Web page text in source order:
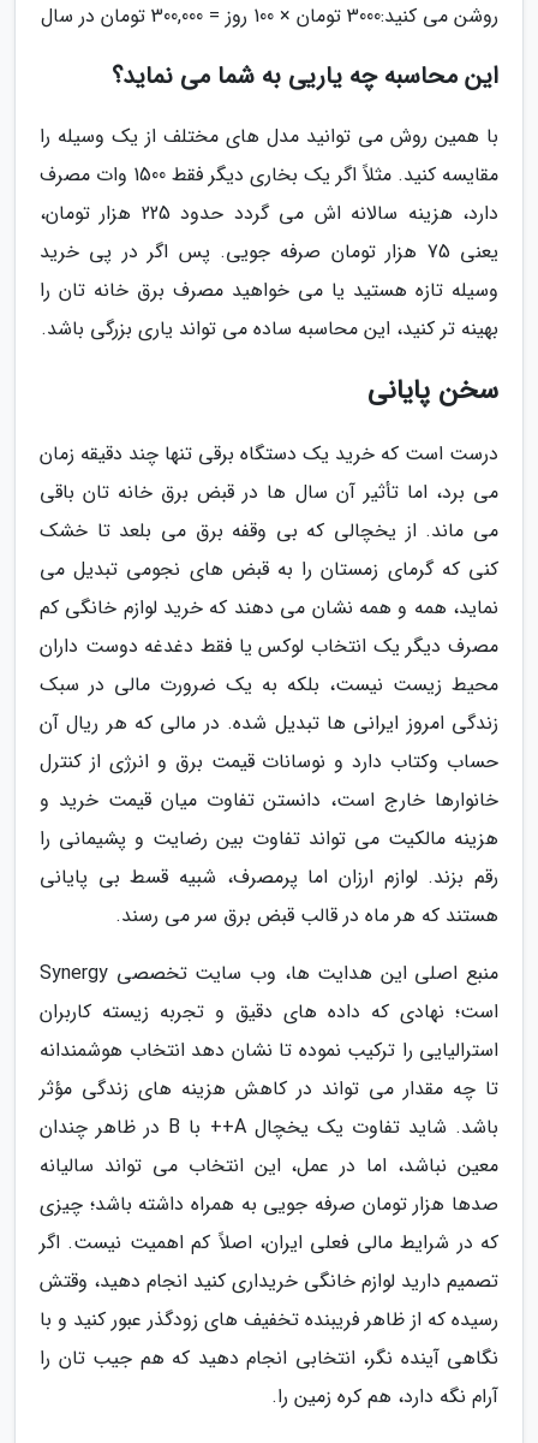
روشن می کنید:3000 تومان × 100 روز = 300,000 تومان در سال
این محاسبه چه یاریی به شما می نماید؟
با همین روش می توانید مدل های مختلف از یک وسیله را
مقایسه کنید. مثلاً اگر یک بخاری دیگر فقط 1500 وات مصرف
دارد، هزینه سالانه اش می گردد حدود 225 هزار تومان،
یعنی 75 هزار تومان صرفه جویی. پس اگر در پی خرید
وسیله تازه هستید یا می خواهید مصرف برق خانه تان را
بهینه تر کنید، این محاسبه ساده می تواند یاری بزرگی باشد.
سخن پایانی
درست است که خرید یک دستگاه برقی تنها چند دقیقه زمان
می برد، اما تأثیر آن سال ها در قبض برق خانه تان باقی
می ماند. از یخچالی که بی وقفه برق می بلعد تا خشک
کنی که گرمای زمستان را به قبض های نجومی تبدیل می
نماید، همه و همه نشان می دهند که خرید لوازم خانگی کم
مصرف دیگر یک انتخاب لوکس یا فقط دغدغه دوست داران
محیط زیست نیست، بلکه به یک ضرورت مالی در سبک
زندگی امروز ایرانی ها تبدیل شده. در مالی که هر ریال آن
حساب وکتاب دارد و نوسانات قیمت برق و انرژی از کنترل
خانوارها خارج است، دانستن تفاوت میان قیمت خرید و
هزینه مالکیت می تواند تفاوت بین رضایت و پشیمانی را
رقم بزند. لوازم ارزان اما پرمصرف، شبیه قسط بی پایانی
هستند که هر ماه در قالب قبض برق سر می رسند.
منبع اصلی این هدایت ها، وب سایت تخصصی Synergy
است؛ نهادی که داده های دقیق و تجربه زیسته کاربران
استرالیایی را ترکیب نموده تا نشان دهد انتخاب هوشمندانه
تا چه مقدار می تواند در کاهش هزینه های زندگی مؤثر
باشد. شاید تفاوت یک یخچال A++ با B در ظاهر چندان
معین نباشد، اما در عمل، این انتخاب می تواند سالیانه
صدها هزار تومان صرفه جویی به همراه داشته باشد؛ چیزی
که در شرایط مالی فعلی ایران، اصلاً کم اهمیت نیست. اگر
تصمیم دارید لوازم خانگی خریداری کنید انجام دهید، وقتش
رسیده که از ظاهر فریبنده تخفیف های زودگذر عبور کنید و با
نگاهی آینده نگر، انتخابی انجام دهید که هم جیب تان را
آرام نگه دارد، هم کره زمین را.